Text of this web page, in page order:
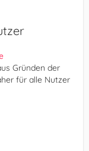
Gründen der
für alle Nutzer